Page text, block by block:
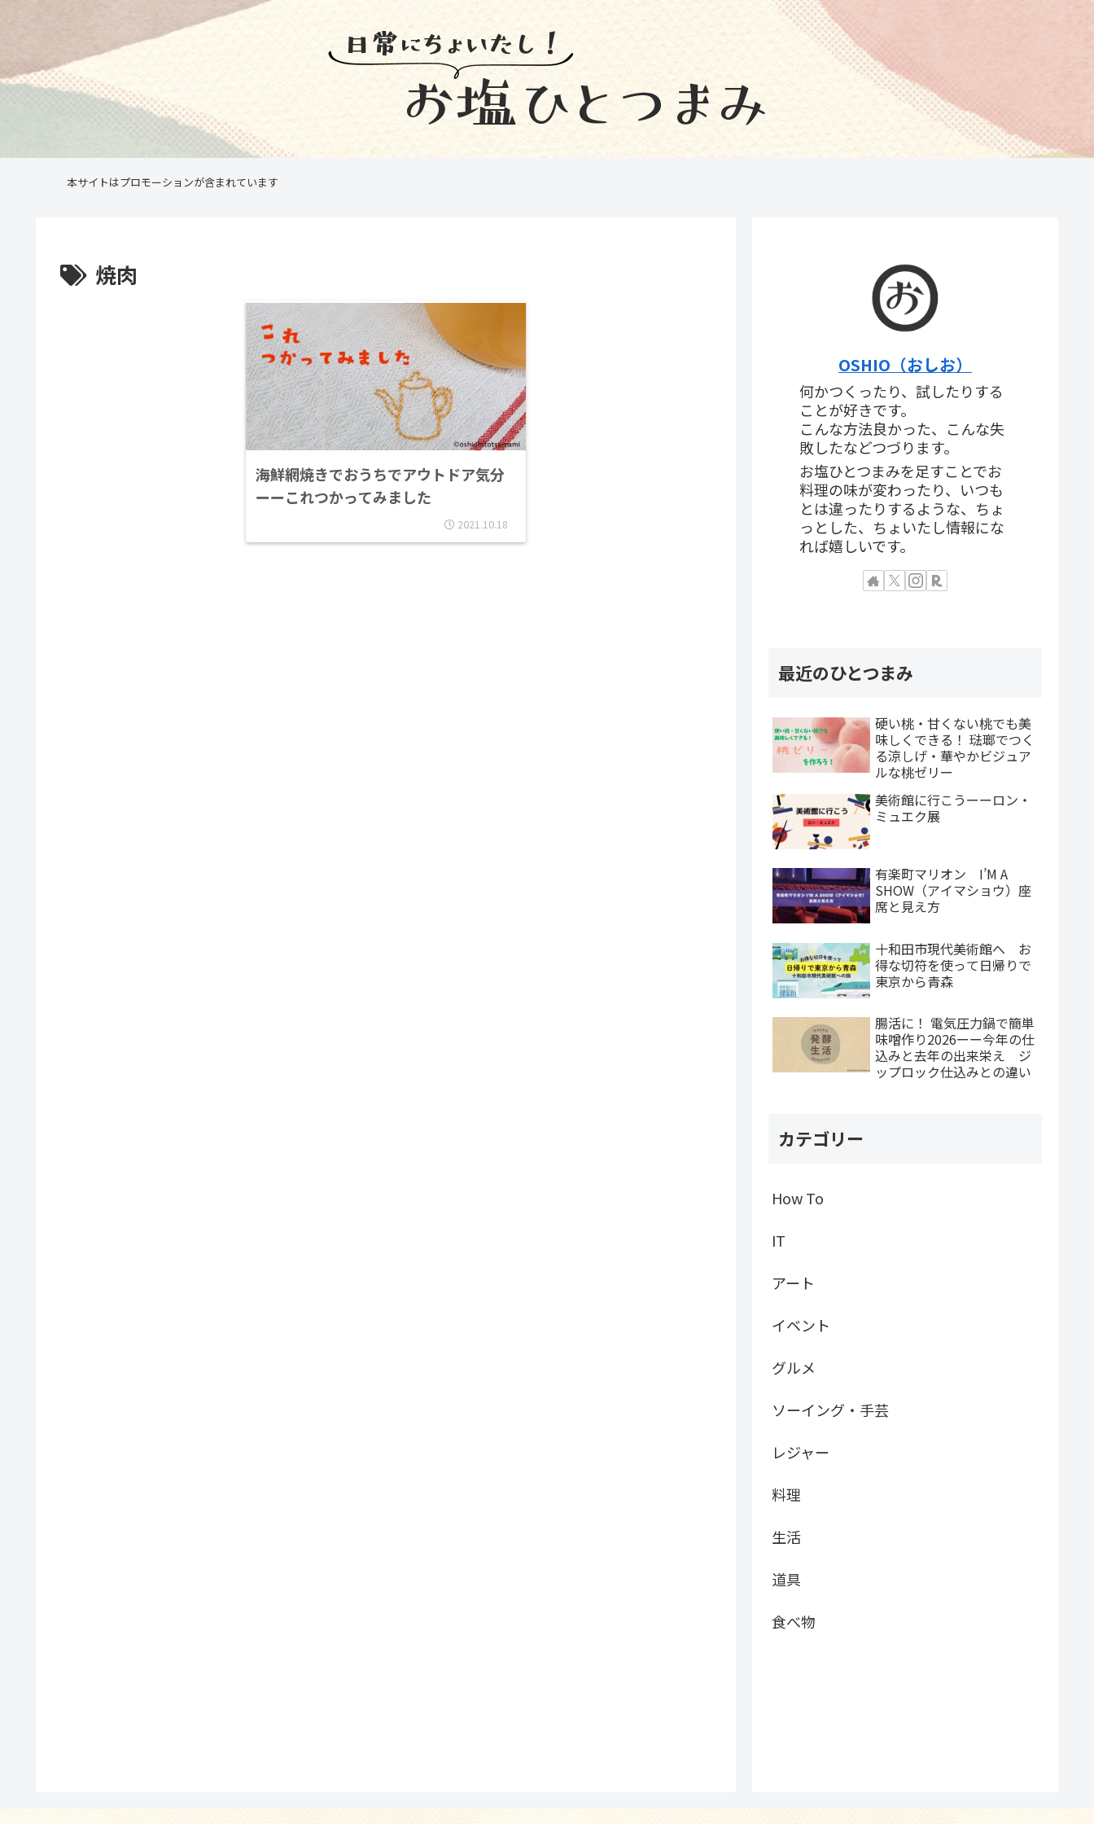
本サイトはプロモーションが含まれています
焼肉
海鮮網焼きでおうちでアウトドア気分
ーーこれつかってみました
2021.10.18
OSHIO（おしお）
何かつくったり、試したりする
ことが好きです。
こんな方法良かった、こんな失
敗したなどつづります。
お塩ひとつまみを足すことでお
料理の味が変わったり、いつも
とは違ったりするような、ちょ
っとした、ちょいたし情報にな
れば嬉しいです。
最近のひとつまみ
硬い桃・甘くない桃でも美
味しくできる！ 琺瑯でつく
る涼しげ・華やかビジュア
ルな桃ゼリー
美術館に行こうーーロン・
ミュエク展
有楽町マリオン I’M A
SHOW（アイマショウ）座
席と見え方
十和田市現代美術館へ お
得な切符を使って日帰りで
東京から青森
腸活に！ 電気圧力鍋で簡単
味噌作り2026ーー今年の仕
込みと去年の出来栄え ジ
ップロック仕込みとの違い
カテゴリー
How To
IT
アート
イベント
グルメ
ソーイング・手芸
レジャー
料理
生活
道具
食べ物